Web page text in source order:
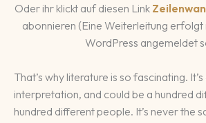
Oder ihr klickt auf diesen Link
abonnieren (Eine Weiterleitung erfolgt
WordPress angemeldet
That’s why literature is so fascinating.
interpretation, and could be a hundred
hundred different people. It’s never the